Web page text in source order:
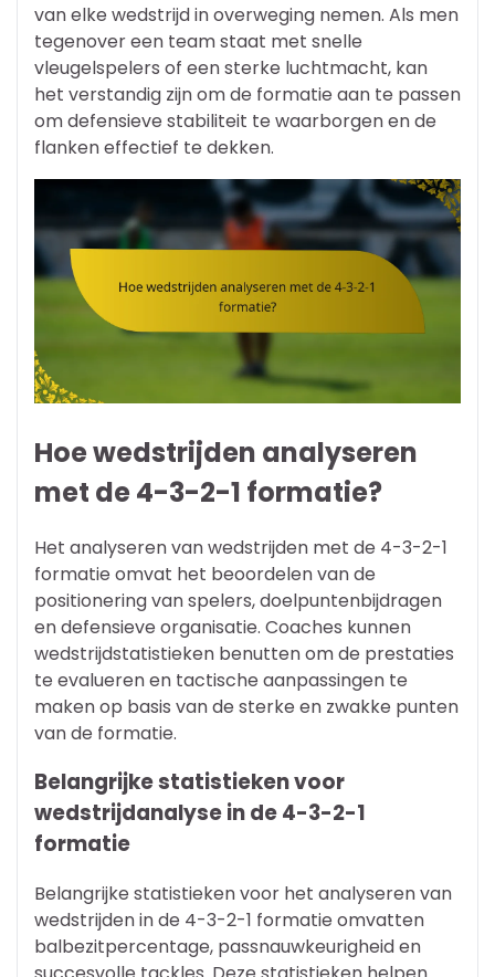
van elke wedstrijd in overweging nemen. Als men
tegenover een team staat met snelle
vleugelspelers of een sterke luchtmacht, kan
het verstandig zijn om de formatie aan te passen
om defensieve stabiliteit te waarborgen en de
flanken effectief te dekken.
Hoe wedstrijden analyseren
met de 4-3-2-1 formatie?
Het analyseren van wedstrijden met de 4-3-2-1
formatie omvat het beoordelen van de
positionering van spelers, doelpuntenbijdragen
en defensieve organisatie. Coaches kunnen
wedstrijdstatistieken benutten om de prestaties
te evalueren en tactische aanpassingen te
maken op basis van de sterke en zwakke punten
van de formatie.
Belangrijke statistieken voor
wedstrijdanalyse in de 4-3-2-1
formatie
Belangrijke statistieken voor het analyseren van
wedstrijden in de 4-3-2-1 formatie omvatten
balbezitpercentage, passnauwkeurigheid en